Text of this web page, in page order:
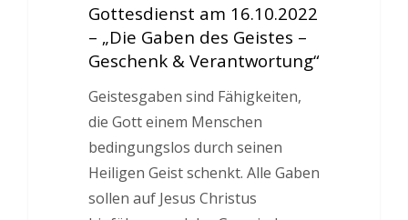
Gottesdienst am 16.10.2022
– „Die Gaben des Geistes –
Geschenk & Verantwortung“
Geistesgaben sind Fähigkeiten,
die Gott einem Menschen
bedingungslos durch seinen
Heiligen Geist schenkt. Alle Gaben
sollen auf Jesus Christus